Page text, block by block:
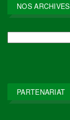
NOS ARCHIVES
PARTENARIAT